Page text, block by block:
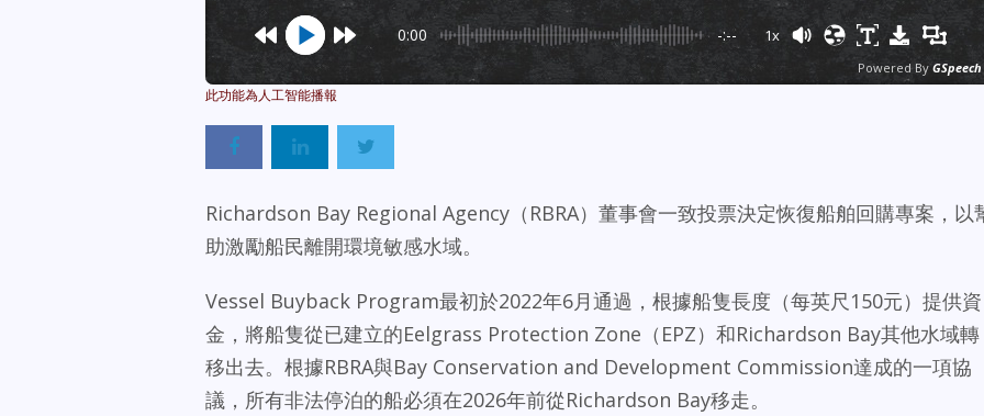
0:00 -:-- 1x
Powered By GSpeech
Richardson Bay Regional Agency（RBRA）董事會一致投票決定恢復船舶回購專案，以
助激勵船民離開環境敏感水域。
Vessel Buyback Program最初於2022年6月通過，根據船隻長度（每英尺150元）提供資
金，將船隻從已建立的Eelgrass Protection Zone（EPZ）和Richardson Bay其他水域轉
移出去。根據RBRA與Bay Conservation and Development Commission達成的一項協
議，所有非法停泊的船必須在2026年前從Richardson Bay移走。